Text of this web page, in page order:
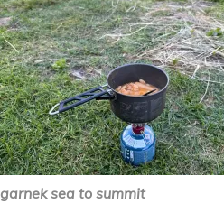
garnek sea to summit